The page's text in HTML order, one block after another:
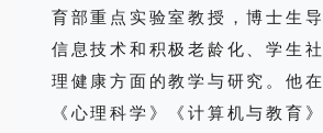
简
介
育部重点实验室教授，博士生
信息技术和积极老龄化、学生
理健康方面的教学与研究。他在
《心理科学》《计算机与教育